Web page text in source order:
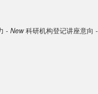
- New 科研机构登记讲座意向 -